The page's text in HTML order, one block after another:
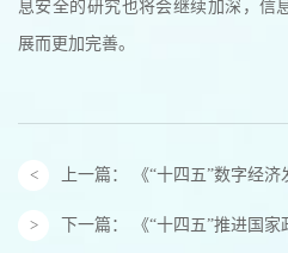
息安全的研究也将会继续加深，信
展而更加完善。
上一篇： 《“十四五”数字经
下一篇： 《“十四五”推进国